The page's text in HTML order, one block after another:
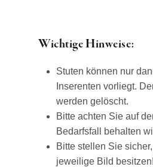
Wichtige Hinweise:
Stuten können nur
Inserenten vorliegt.
werden gelöscht.
Bitte achten Sie auf
Bedarfsfall behalten
Bitte stellen Sie
jeweilige Bild besitzen!